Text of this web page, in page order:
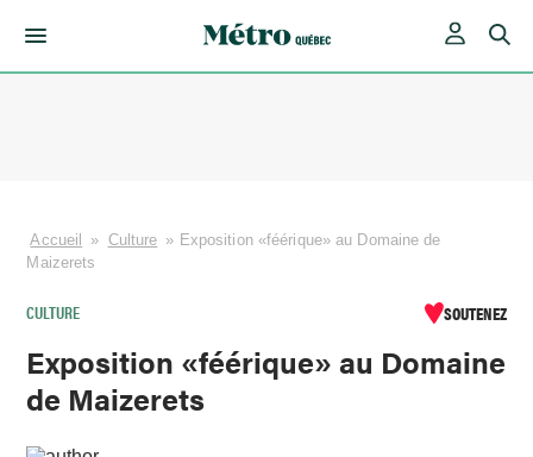
Accueil » Culture » Exposition «féérique» au Domaine de
Maizerets
CULTURE SOUTENEZ
Exposition «féérique» au Domaine
de Maizerets